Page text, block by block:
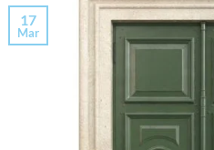
17
Mar